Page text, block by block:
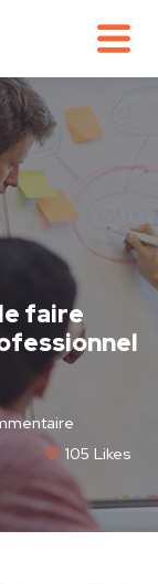
faire
105 Likes